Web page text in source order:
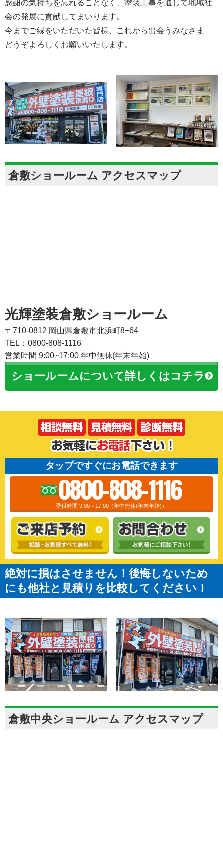
感謝の気持ちを忘れることなく、塗装工事を通して地域社
会の発展に貢献してまいります。
今までご縁をいただいた皆様、これから出会うみなさま
どうぞよろしくお願いいたします。
倉敷ショールーム アクセスマップ
光輝塗装倉敷ショールーム
〒710-0812 岡山県倉敷市北浜町8−64
TEL：0800-808-1116
営業時間 9:00~17:00 年中無休(年末年始)
ショールームについて詳しくはコチラ
タップですぐにお電話できます
0800-808-1116
受付時間 9:00～17:00（年中無休(年末年始)）
絶対に損はさせません！後悔しないため
にも他社と見積りを比較してください！
倉敷中央ショールーム アクセスマップ